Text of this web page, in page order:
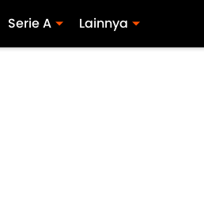
Serie A Lainnya